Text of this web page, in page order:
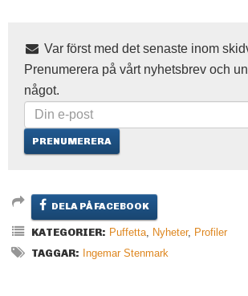
Var först med det senaste inom
Prenumerera på vårt nyhetsbrev och
något.
DELA PÅ FACEBOOK
KATEGORIER: Puffetta, Nyheter, Profiler
TAGGAR: Ingemar Stenmark